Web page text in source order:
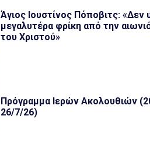
Άγιος Ιουστίνος Πόποβιτς: «Δεν
μεγαλυτέρα φρίκη από την
του Χριστού»
Πρόγραμμα Ιερών Ακολουθιών
26/7/26)